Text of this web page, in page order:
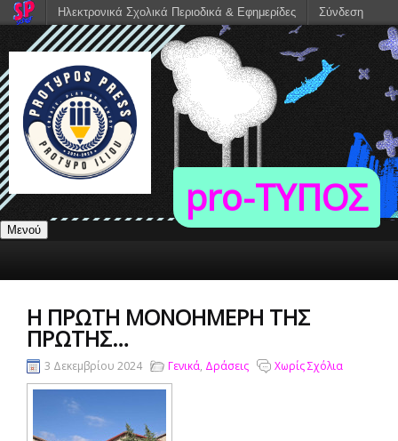
pro-TΥΠΟΣ
Μενού
Η ΠΡΏΤΗ ΜΟΝΟΉΜΕΡΗ ΤΗΣ
ΠΡΏΤΗΣ…
3 Δεκεμβρίου 2024 Γενικά, Δράσεις Χωρίς Σχόλια
Ηλεκτρονικά Σχολικά Περιοδικά & Εφημερίδες Σύνδεση